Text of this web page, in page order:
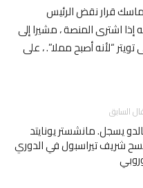
(2022) ، وصف ماسك قرار نقض الرئيس
اشترى المنصة ، مشيرا إلى
“لأنه أصبح مملا”. ، على
السابق
يسجل. مانشستر يونايتد
شريف تيراسبول في الدوري